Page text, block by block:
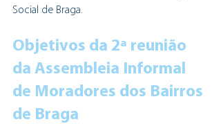
Social de Braga.
Objetivos da 2ª reunião
da Assembleia Informal
de Moradores dos Bairros
de Braga